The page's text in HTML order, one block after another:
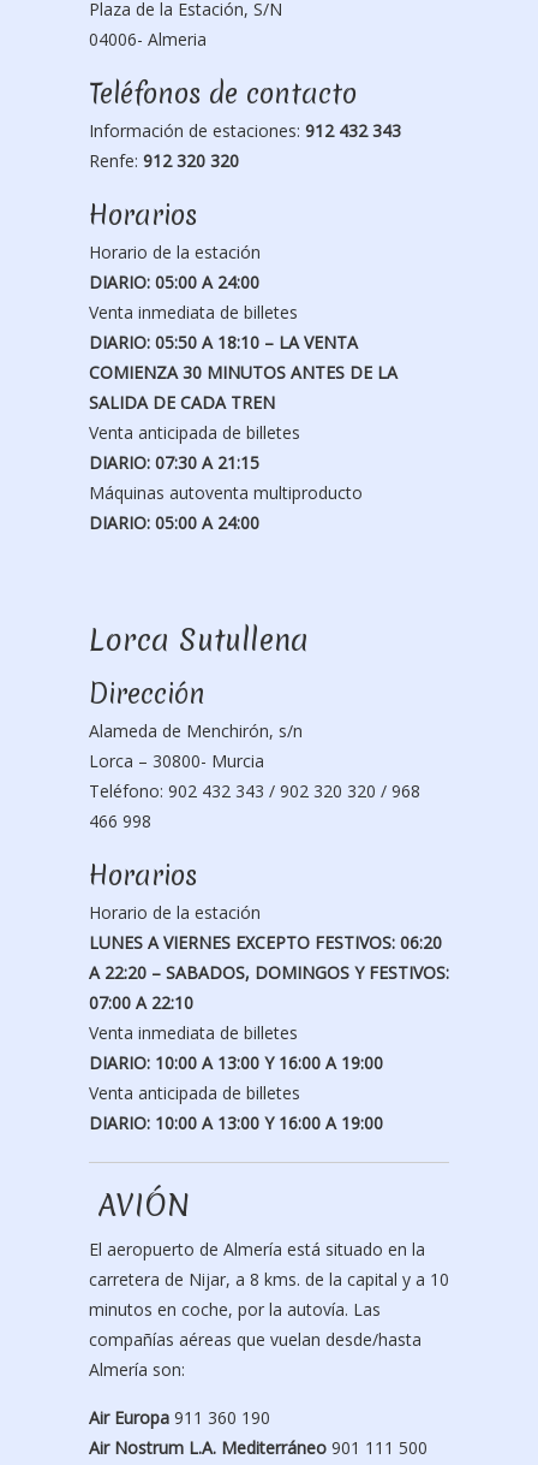
Plaza de la Estación, S/N
04006- Almeria
Teléfonos de contacto
Información de estaciones: 912 432 343
Renfe: 912 320 320
Horarios
Horario de la estación
DIARIO: 05:00 A 24:00
Venta inmediata de billetes
DIARIO: 05:50 A 18:10 – LA VENTA
COMIENZA 30 MINUTOS ANTES DE LA
SALIDA DE CADA TREN
Venta anticipada de billetes
DIARIO: 07:30 A 21:15
Máquinas autoventa multiproducto
DIARIO: 05:00 A 24:00
Lorca Sutullena
Dirección
Alameda de Menchirón, s/n
Lorca – 30800- Murcia
Teléfono: 902 432 343 / 902 320 320 / 968
466 998
Horarios
Horario de la estación
LUNES A VIERNES EXCEPTO FESTIVOS: 06:20
A 22:20 – SABADOS, DOMINGOS Y FESTIVOS:
07:00 A 22:10
Venta inmediata de billetes
DIARIO: 10:00 A 13:00 Y 16:00 A 19:00
Venta anticipada de billetes
DIARIO: 10:00 A 13:00 Y 16:00 A 19:00
AVIÓN
El aeropuerto de Almería está situado en la
carretera de Nijar, a 8 kms. de la capital y a 10
minutos en coche, por la autovía. Las
compañías aéreas que vuelan desde/hasta
Almería son:
Air Europa 911 360 190
Air Nostrum L.A. Mediterráneo 901 111 500